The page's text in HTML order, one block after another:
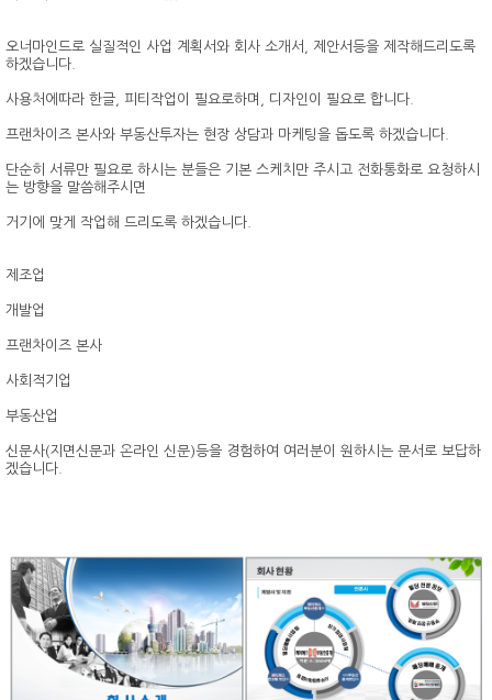
오너마인드로 실질적인 사업 계획서와 회사 소개서, 제안서등을 제작해드리도록
하겠습니다.
사용처에따라 한글, 피티작업이 필요로하며, 디자인이 필요로 합니다.
프랜차이즈 본사와 부동산투자는 현장 상담과 마케팅을 돕도록 하겠습니다.
단순히 서류만 필요로 하시는 분들은 기본 스케치만 주시고 전화통화로 요청하시
는 방향을 말씀해주시면
거기에 맞게 작업해 드리도록 하겠습니다.
제조업
개발업
프랜차이즈 본사
사회적기업
부동산업
신문사(지면신문과 온라인 신문)등을 경험하여 여러분이 원하시는 문서로 보답하
겠습니다.